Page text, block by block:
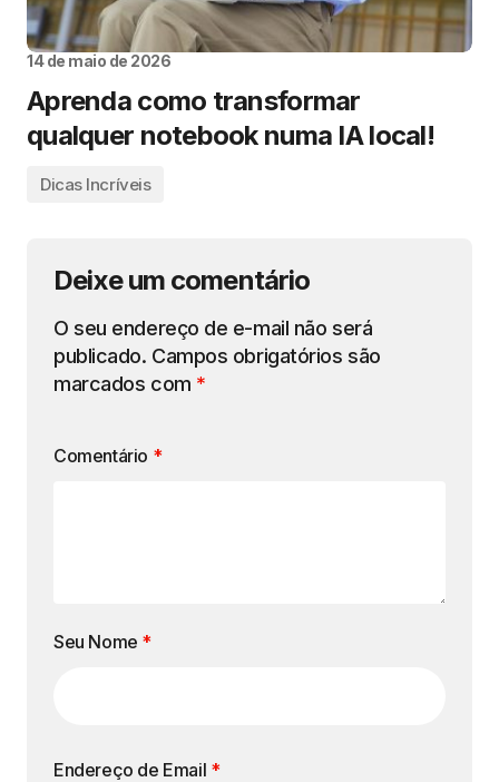
14 de maio de 2026
Aprenda como transformar
qualquer notebook numa IA local!
Dicas Incríveis
Deixe um comentário
O seu endereço de e-mail não será
publicado. Campos obrigatórios são
marcados com *
Comentário *
Seu Nome *
Endereço de Email *